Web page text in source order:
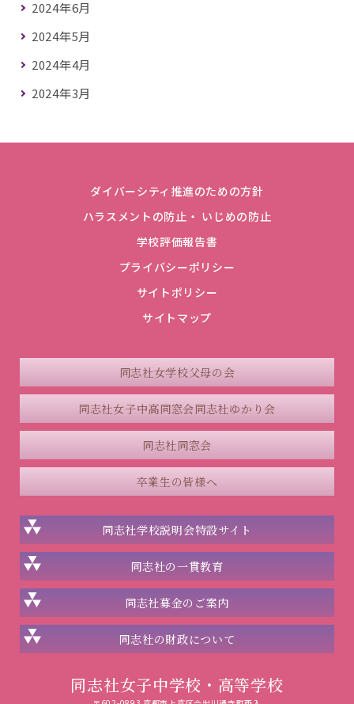
2024年6月
2024年5月
2024年4月
2024年3月
ダイバーシティ推進のための方針
ハラスメントの防止・ いじめの防止
学校評価報告書
プライバシーポリシー
サイトポリシー
サイトマップ
同志社女学校父母の会
同志社女子中高同窓会同志社ゆかり会
同志社同窓会
卒業生の皆様へ
同志社学校説明会特設サイト
同志社の一貫教育
同志社募金のご案内
同志社の財政について
同志社女子中学校・高等学校